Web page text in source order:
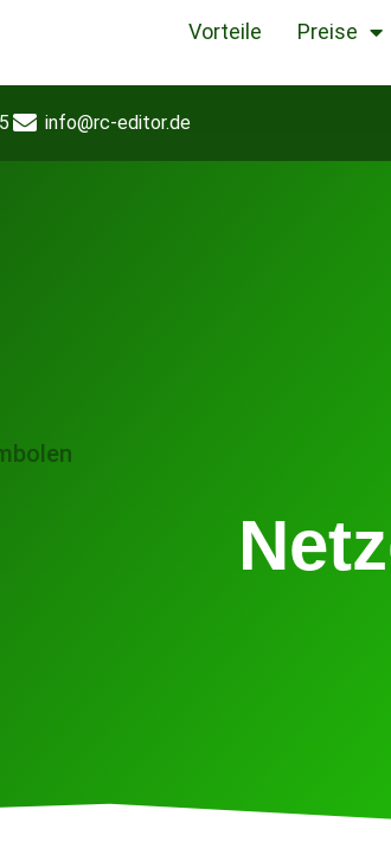
Vorteile Preise
info@rc-editor.de